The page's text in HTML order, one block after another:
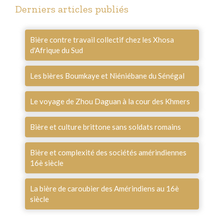
Derniers articles publiés
Bière contre travail collectif chez les Xhosa
d'Afrique du Sud
Les bières Boumkaye et Niéniébane du Sénégal
Le voyage de Zhou Daguan à la cour des Khmers
Bière et culture brittone sans soldats romains
Bière et complexité des sociétés amérindiennes
16è siècle
La bière de caroubier des Amérindiens au 16è
siècle